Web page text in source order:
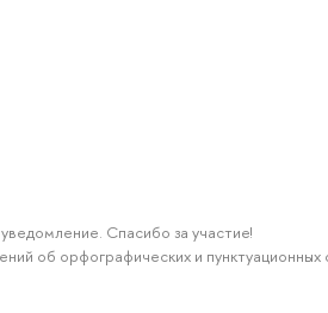
Спасибо за участие!
об орфографических и пунктуационных